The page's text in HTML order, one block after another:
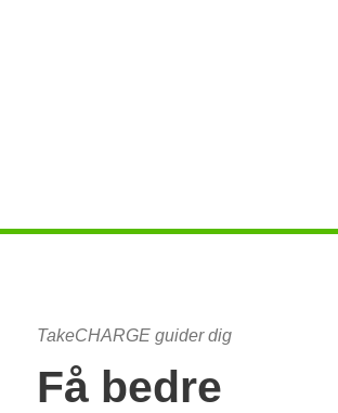
TakeCHARGE guider dig
Få bedre